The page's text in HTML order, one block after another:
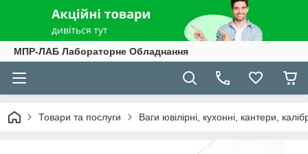
МПР-ЛАБ Лабораторне Обладнання
Товари та послуги Ваги ювілірні, кухонні, кантери,